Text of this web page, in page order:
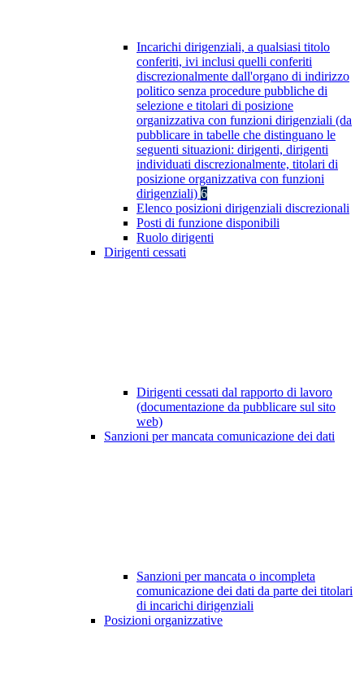
Incarichi dirigenziali, a qualsiasi titolo
conferiti, ivi inclusi quelli conferiti
discrezionalmente dall'organo di indirizzo
politico senza procedure pubbliche di
selezione e titolari di posizione
organizzativa con funzioni dirigenziali (da
pubblicare in tabelle che distinguano le
seguenti situazioni: dirigenti, dirigenti
individuati discrezionalmente, titolari di
posizione organizzativa con funzioni
dirigenziali) 6
Elenco posizioni dirigenziali discrezionali
Posti di funzione disponibili
Ruolo dirigenti
Dirigenti cessati
Dirigenti cessati dal rapporto di lavoro
(documentazione da pubblicare sul sito
web)
Sanzioni per mancata comunicazione dei dati
Sanzioni per mancata o incompleta
comunicazione dei dati da parte dei titolari
di incarichi dirigenziali
Posizioni organizzative